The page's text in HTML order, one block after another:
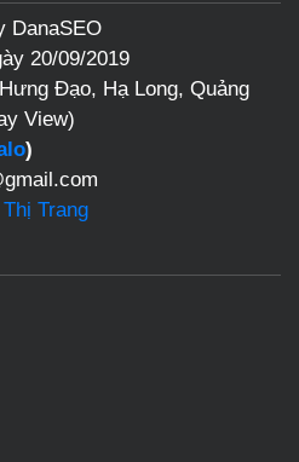
DanaSEO
20/09/2019
Đạo, Hạ Long, Quảng
View)
)
Trang